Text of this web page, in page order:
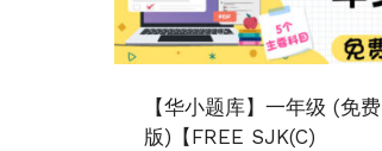
【华小题库】一年级 (免费
版)【FREE SJK(C)